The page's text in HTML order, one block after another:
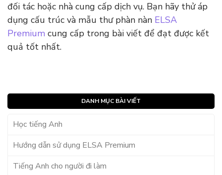
đối tác hoặc nhà cung cấp dịch vụ. Bạn hãy thử áp
dụng cấu trúc và mẫu thư phàn nàn ELSA
Premium cung cấp trong bài viết để đạt được kết
quả tốt nhất.
DANH MỤC BÀI VIẾT
Học tiếng Anh
Hướng dẫn sử dụng ELSA Premium
Tiếng Anh cho người đi làm